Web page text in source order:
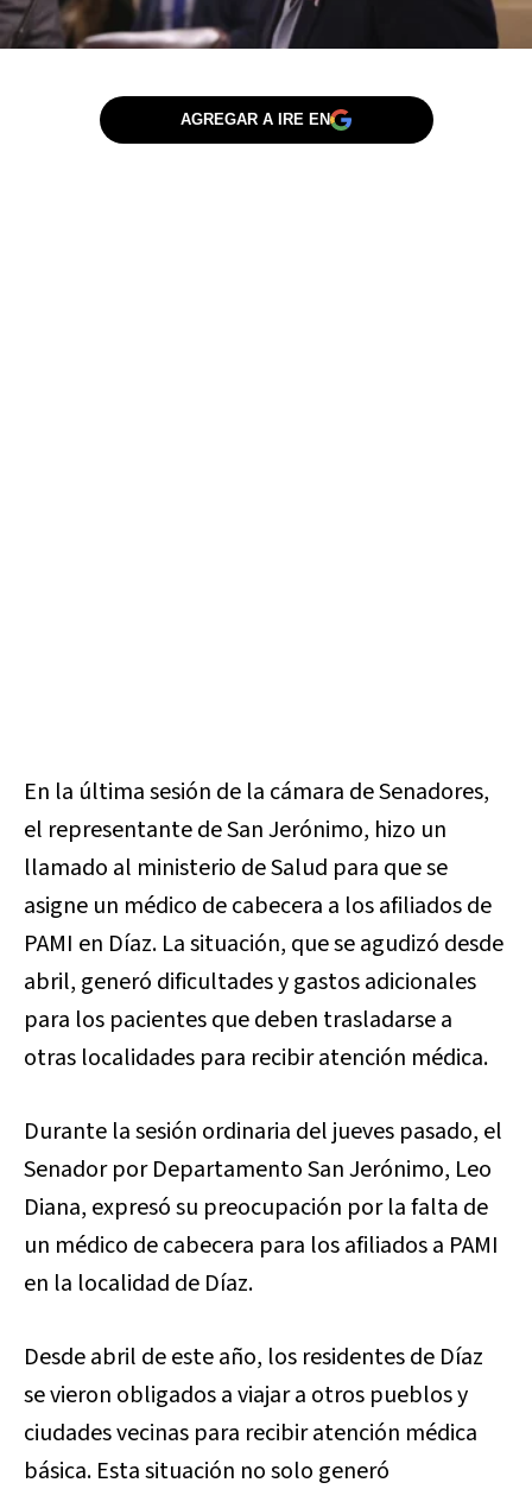
AGREGAR A IRE EN
En la última sesión de la cámara de Senadores,
el representante de San Jerónimo, hizo un
llamado al ministerio de Salud para que se
asigne un médico de cabecera a los afiliados de
PAMI en Díaz. La situación, que se agudizó desde
abril, generó dificultades y gastos adicionales
para los pacientes que deben trasladarse a
otras localidades para recibir atención médica.
Durante la sesión ordinaria del jueves pasado, el
Senador por Departamento San Jerónimo, Leo
Diana, expresó su preocupación por la falta de
un médico de cabecera para los afiliados a PAMI
en la localidad de Díaz.
Desde abril de este año, los residentes de Díaz
se vieron obligados a viajar a otros pueblos y
ciudades vecinas para recibir atención médica
básica. Esta situación no solo generó